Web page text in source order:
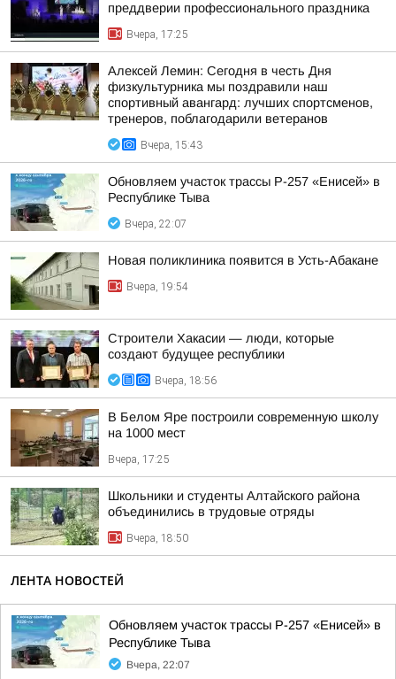
преддверии профессионального праздника
Вчера, 17:25
Алексей Лемин: Сегодня в честь Дня
физкультурника мы поздравили наш
спортивный авангард: лучших спортсменов,
тренеров, поблагодарили ветеранов
Вчера, 15:43
Обновляем участок трассы Р-257 «Енисей» в
Республике Тыва
Вчера, 22:07
Новая поликлиника появится в Усть-Абакане
Вчера, 19:54
Строители Хакасии — люди, которые
создают будущее республики
Вчера, 18:56
В Белом Яре построили современную школу
на 1000 мест
Вчера, 17:25
Школьники и студенты Алтайского района
объединились в трудовые отряды
Вчера, 18:50
ЛЕНТА НОВОСТЕЙ
Обновляем участок трассы Р-257 «Енисей» в
Республике Тыва
Вчера, 22:07